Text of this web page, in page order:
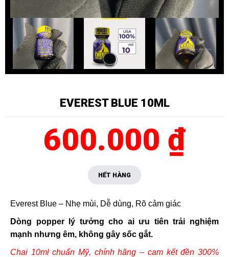
EVEREST BLUE 10ML
600.000 ₫
HẾT HÀNG
Everest Blue – Nhẹ mùi, Dễ dùng, Rõ cảm giác
Dòng popper lý tưởng cho ai ưu tiên trải nghiệm
mạnh nhưng êm, không gây sốc gắt.
Chai 10ml chuẩn Mỹ, chính hãng – cam kết đền 300%